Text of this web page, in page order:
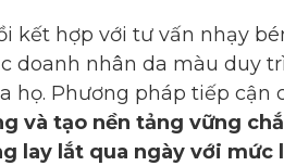
kết hợp với tư vấn nhạy
doanh nhân da màu duy
họ. Phương pháp tiếp cận
và tạo nền tảng vững
lay lắt qua ngày với